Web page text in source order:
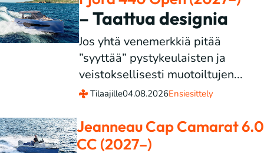
– Taattua designia
Jos yhtä venemerkkiä pitää
”syyttää” pystykeulaisten ja
veistoksellisesti muotoiltujen...
Tilaajille04.08.2026Ensiesittely
Jeanneau Cap Camarat 6.0
CC (2027–)